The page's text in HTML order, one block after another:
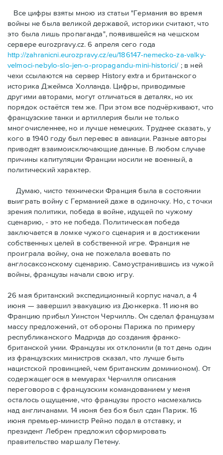
Bсе цифры взяты мною из статьи "Германия во время
войны не была великой державой, историки считают, что
это была лишь пропаганда", появившейся на чешском
сервере eurozpravy.cz. 6 апреля сего года
http://zahranicni.eurozpravy.cz/eu/186147-nemecko-za-valky-
velmoci-nebylo-slo-jen-o-propagandu-mini-historici/; в ней
чехи ссылаются на сервер History extra и британского
историка Джеймса Холланда. Цифры, привoдимые
другими авторами, могут отличаться в деталях, но их
порядок остаётся тем же. При этом все подчёркивают, что
французские танки и артиллерия были не только
многочисленнее, но и лучше немецких. Труднее сказать, у
кого в 1940 году был перевес в авиации. Разные авторы
приводят взаимоисключающие данные. В любом случае
причины капитуляции Франции носили не военный, а
политический характер.
Думаю, чисто технически Франция была в состоянии
выиграть войну с Германией даже в одиночку. Но, с точки
зрения политики, победа в войне, идущей по чужому
сценарию, - это не победа. Политическая победа
заключается в ломке чужого сценария и в достижении
собственных целей в собственной игре. Франция не
проиграла войну, она не пожелала воевать по
англосаксонскому сценарию. Самоустранившись из чужой
войны, французы начали свою игру.
26 мая британский экспедиционный корпус начал, а 4
июня — завершил эвакуацию из Дюнкерка. 11 июня во
Францию прибыл Уинстон Черчилль. Он сделал французам
массу предложений, от обороны Парижа по примеру
республиканского Мадрида до создания франко-
британской унии. Французы их отклонили (в тот день один
из французских министров сказал, что лучше быть
нацистской провинцией, чем британским доминионом). От
содержащегося в мемуарах Черчилля описания
переговоров с французским командованием у меня
осталось ощущение, что французы просто насмехались
над англичанами. 14 июня без боя был сдан Париж. 16
июня премьер-министр Рейно подал в отставку, и
президент Лебрен предложил сформировать
правительство маршалу Петену.